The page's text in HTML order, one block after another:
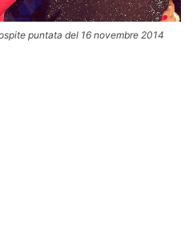
puntata del 16 novembre 2014